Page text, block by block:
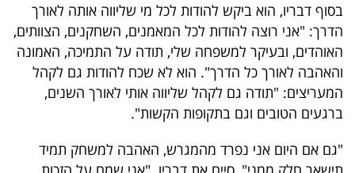
פעולה
דרושים
בסוף דבריו, הוא ביקש להודות לכל מי שליווה אותה לאורך
הדרך: "אני רוצה להודות לכל המאמנים, השחקנים, הצוותים,
האוהדים, ובעיקר למשפחה שלי, תודה על התמיכה, האמונה
והאהבה לאורך כל הדרך". הוא לא שכח להודות גם לקהל
המעריצים: "תודה גם לקהל שליווה אותי לאורך השנים,
ברגעים הטובים וגם בתקופות הקשות".
"גם אם היום אני נפרד מהמגרש, האהבה למשחק תמיד